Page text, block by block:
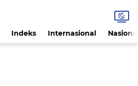
Indeks Internasional